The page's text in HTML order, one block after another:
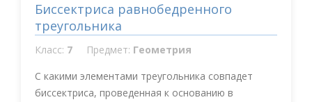
Биссектриса равнобедренного
треугольника
Класс: 7 Предмет: Геометрия
С какими элементами треугольника совпадет
биссектриса, проведенная к основанию в